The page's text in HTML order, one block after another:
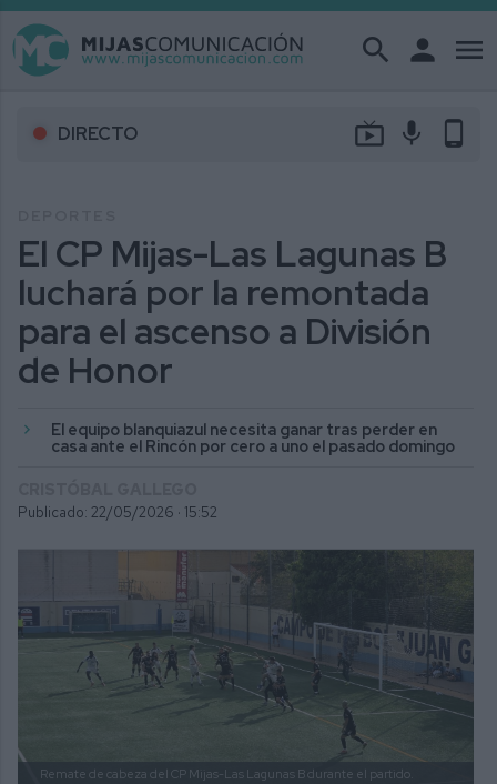
search person menu
DIRECTO live_tv mic phone_android
El CP Mijas-Las Lagunas B
luchará por la remontada
para el ascenso a División
de Honor
El equipo blanquiazul necesita ganar tras perder en
casa ante el Rincón por cero a uno el pasado domingo
Publicado: 22/05/2026 · 15:52
Remate de cabeza del CP Mijas-Las Lagunas B durante el partido.